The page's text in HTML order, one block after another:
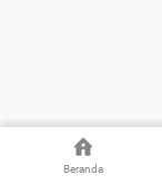
Beranda